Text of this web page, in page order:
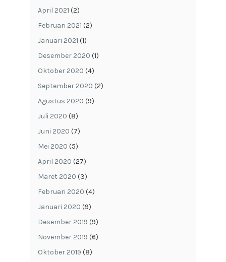
April 2021 (2)
Februari 2021 (2)
Januari 2021 (1)
Desember 2020 (1)
Oktober 2020 (4)
September 2020 (2)
Agustus 2020 (9)
Juli 2020 (8)
Juni 2020 (7)
Mei 2020 (5)
April 2020 (27)
Maret 2020 (3)
Februari 2020 (4)
Januari 2020 (9)
Desember 2019 (9)
November 2019 (6)
Oktober 2019 (8)